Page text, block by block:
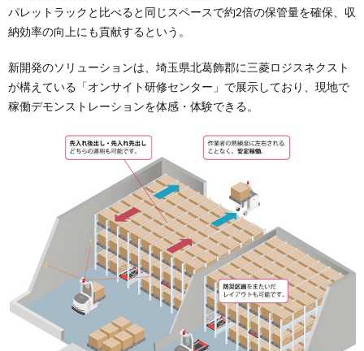
パレットラックと比べると同じスペースで約2倍の保管量を確保、収
納効率の向上にも貢献するという。
新開発のソリューションは、埼玉県北葛飾郡に三菱ロジスネクスト
が構えている「オンサイト研修センター」で展示しており、現地で
稼働デモンストレーションを体感・体験できる。